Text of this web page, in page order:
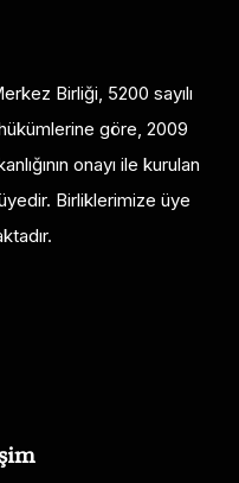
Birliği, 5200 sayılı
göre, 2009
onayı ile kurulan
Birliklerimize üye